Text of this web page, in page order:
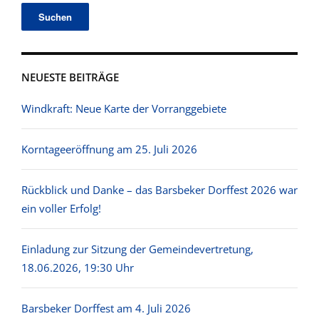
NEUESTE BEITRÄGE
Windkraft: Neue Karte der Vorranggebiete
Korntageeröffnung am 25. Juli 2026
Rückblick und Danke – das Barsbeker Dorffest 2026 war
ein voller Erfolg!
Einladung zur Sitzung der Gemeindevertretung,
18.06.2026, 19:30 Uhr
Barsbeker Dorffest am 4. Juli 2026